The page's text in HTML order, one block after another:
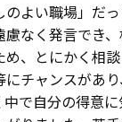
よい職場」だ
慮なく発言でき
、とにかく相談
にチャンスがあ
で自分の得意